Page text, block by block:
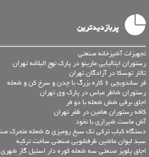
پربازدیدترین
تجهیزات آشپزخانه صنعتی
رستوران ایتالیایی مارینو در پارک نهج البلاغه تهران
تالار توسکا در آزادگان تهران
فر ساندویچی 6 کاره بزرگ با چدن و سرخ کن و شعله
رستوران شاطر عباس در پارک وی تهران
اجاق برقی شش شعله با دو فر
کافه رستوران هامین در ظفر تهران
آش ماست شیرازی با نخود
دستگاه کباب ترکی تک سیخ رومیزی 5 شعله متحرک صنعتی کوچک
سبد لیوان ماشین ظرفشویی صنعتی ساخت ترکیه
اجاق پلوپز صنعتی سه شعله کوره دار استیل گاز شهری